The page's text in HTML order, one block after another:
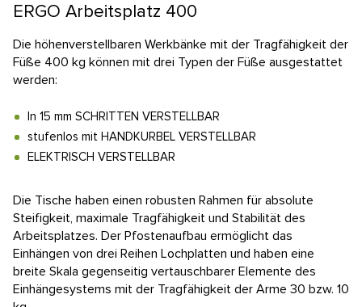
ERGO Arbeitsplatz 400
Die höhenverstellbaren Werkbänke mit der Tragfähigkeit der
Füße 400 kg können mit drei Typen der Füße ausgestattet
werden:
In 15 mm SCHRITTEN VERSTELLBAR
stufenlos mit HANDKURBEL VERSTELLBAR
ELEKTRISCH VERSTELLBAR
Die Tische haben einen robusten Rahmen für absolute
Steifigkeit, maximale Tragfähigkeit und Stabilität des
Arbeitsplatzes. Der Pfostenaufbau ermöglicht das
Einhängen von drei Reihen Lochplatten und haben eine
breite Skala gegenseitig vertauschbarer Elemente des
Einhängesystems mit der Tragfähigkeit der Arme 30 bzw. 10